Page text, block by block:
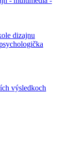
dizajnu
výsledkoch